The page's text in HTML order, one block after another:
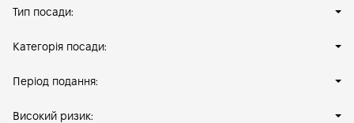
Тип посади:
Категорія посади:
Період подання:
Високий ризик: